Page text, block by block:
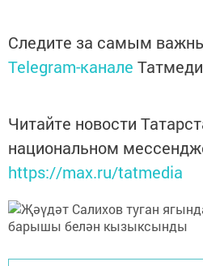
Следите за самым
Telegram-канале
Читайте новости
национальном
https://max.ru/tatmedia